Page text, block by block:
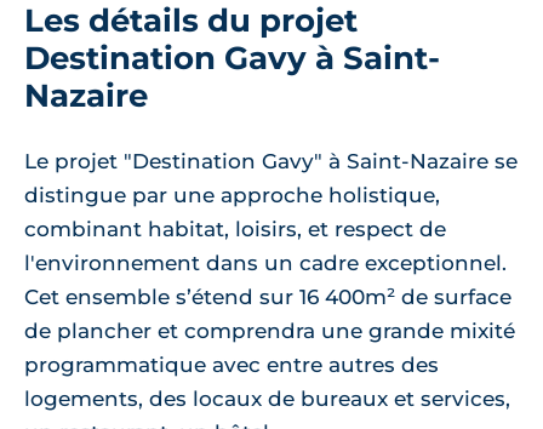
Les détails du projet
Destination Gavy à Saint-
Nazaire
Le projet "Destination Gavy" à Saint-Nazaire se
distingue par une approche holistique,
combinant habitat, loisirs, et respect de
l'environnement dans un cadre exceptionnel.
Cet ensemble s’étend sur 16 400m² de surface
de plancher et comprendra une grande mixité
programmatique avec entre autres des
logements, des locaux de bureaux et services,